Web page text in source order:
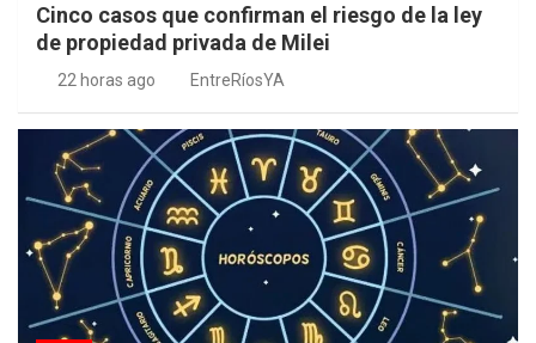
Cinco casos que confirman el riesgo de la ley
de propiedad privada de Milei
22 horas ago EntreRíosYA